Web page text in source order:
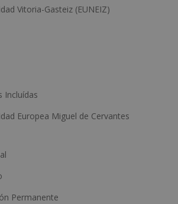
Vitoria-Gasteiz (EUNEIZ)
Incluídas
Europea Miguel de Cervantes
Permanente